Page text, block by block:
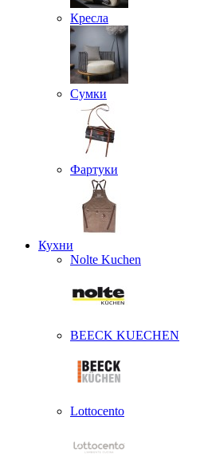
Кресла
Сумки
Фартуки
Кухни
Nolte Kuchen
BEECK KUECHEN
Lottocento